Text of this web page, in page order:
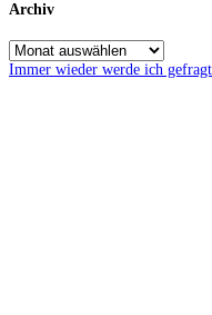
Archiv
Immer wieder werde ich